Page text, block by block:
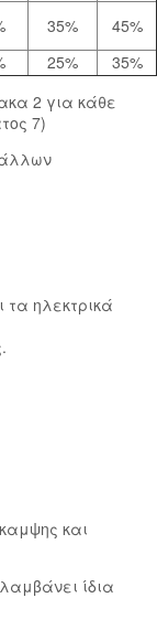
35%
45%
25%
35%
2 για κάθε
7)
άλλων
ηλεκτρικά
και
ίδια